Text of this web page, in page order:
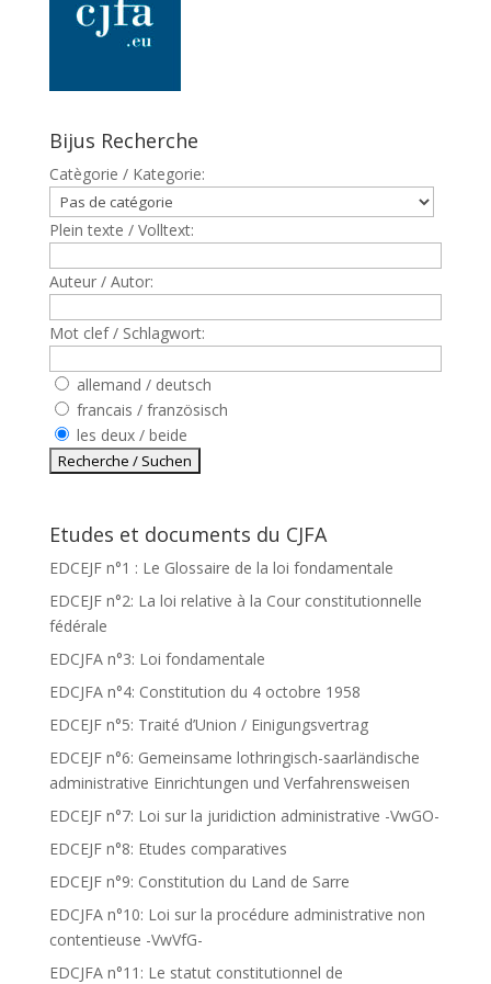
Bijus Recherche
Catègorie / Kategorie:
Plein texte / Volltext:
Auteur / Autor:
Mot clef / Schlagwort:
allemand / deutsch
francais / französisch
les deux / beide
Etudes et documents du CJFA
EDCEJF n°1 : Le Glossaire de la loi fondamentale
EDCEJF n°2: La loi relative à la Cour constitutionnelle
fédérale
EDCJFA n°3: Loi fondamentale
EDCJFA n°4: Constitution du 4 octobre 1958
EDCEJF n°5: Traité d’Union / Einigungsvertrag
EDCEJF n°6: Gemeinsame lothringisch-saarländische
administrative Einrichtungen und Verfahrensweisen
EDCEJF n°7: Loi sur la juridiction administrative -VwGO-
EDCEJF n°8: Etudes comparatives
EDCEJF n°9: Constitution du Land de Sarre
EDCJFA n°10: Loi sur la procédure administrative non
contentieuse -VwVfG-
EDCJFA n°11: Le statut constitutionnel de